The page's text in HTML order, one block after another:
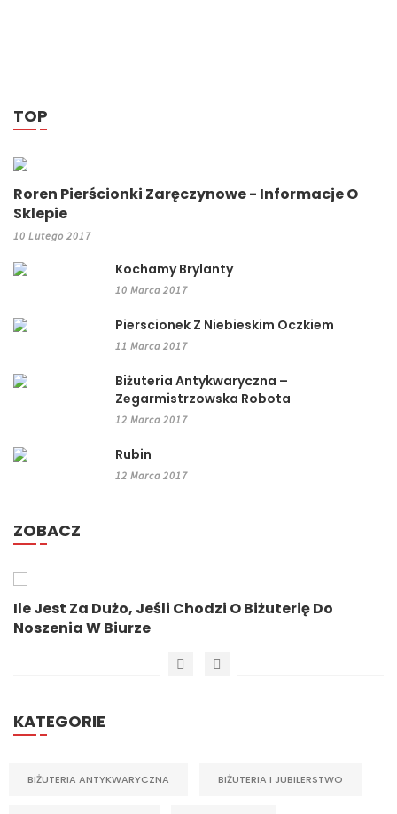
TOP
Roren Pierścionki Zaręczynowe - Informacje O
Sklepie
10 Lutego 2017
Kochamy Brylanty
10 Marca 2017
Pierscionek Z Niebieskim Oczkiem
11 Marca 2017
Biżuteria Antykwaryczna –
Zegarmistrzowska Robota
12 Marca 2017
Rubin
12 Marca 2017
ZOBACZ
Ile Jest Za Dużo, Jeśli Chodzi O Biżuterię Do
Noszenia W Biurze
KATEGORIE
BIŻUTERIA ANTYKWARYCZNA BIŻUTERIA I JUBILERSTWO